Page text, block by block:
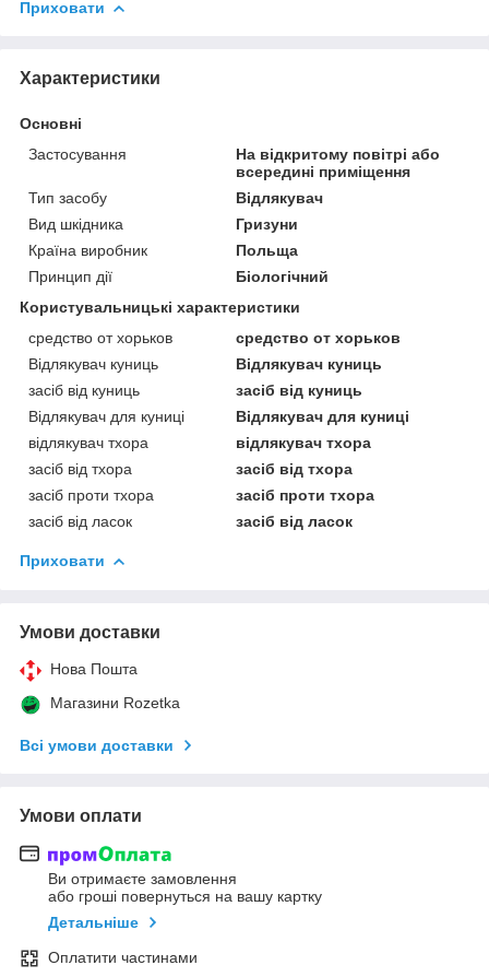
Приховати
Характеристики
Основні
Застосування
На відкритому повітрі або
всередині приміщення
Тип засобу
Відлякувач
Вид шкідника
Гризуни
Країна виробник
Польща
Принцип дії
Біологічний
Користувальницькі характеристики
средство от хорьков
средство от хорьков
Відлякувач куниць
Відлякувач куниць
засіб від куниць
засіб від куниць
Відлякувач для куниці
Відлякувач для куниці
відлякувач тхора
відлякувач тхора
засіб від тхора
засіб від тхора
засіб проти тхора
засіб проти тхора
засіб від ласок
засіб від ласок
Приховати
Умови доставки
Нова Пошта
Магазини Rozetka
Всі умови доставки
Умови оплати
Ви отримаєте замовлення
або гроші повернуться на вашу картку
Детальніше
Оплатити частинами